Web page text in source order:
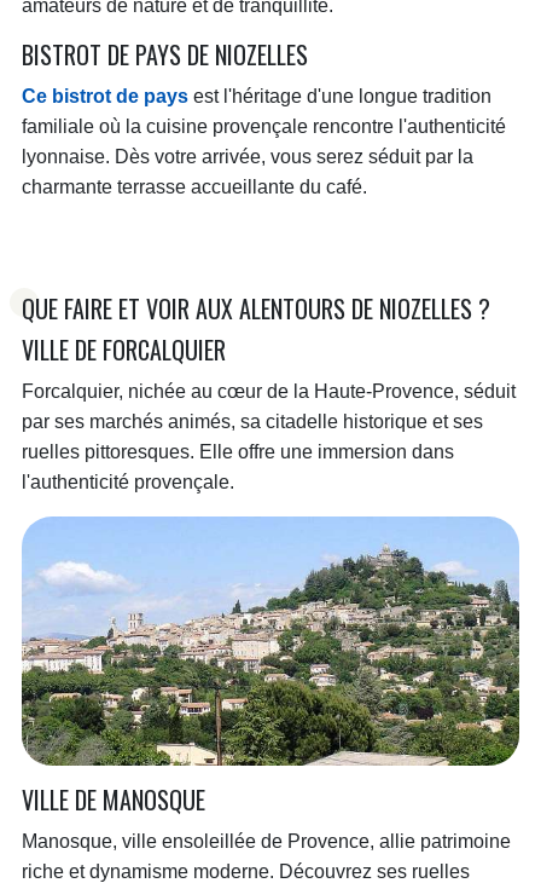
amateurs de nature et de tranquillité.
BISTROT DE PAYS DE NIOZELLES
Ce bistrot de paysest l'héritage d'une longue tradition
familiale où la cuisine provençale rencontre l'authenticité
lyonnaise. Dès votre arrivée, vous serez séduit par la
charmante terrasse accueillante du café.
QUE FAIRE ET VOIR AUX ALENTOURS DE NIOZELLES ?
VILLE DE FORCALQUIER
Forcalquier, nichée au cœur de la Haute-Provence, séduit
par ses marchés animés, sa citadelle historique et ses
ruelles pittoresques. Elle offre une immersion dans
l'authenticité provençale.
VILLE DE MANOSQUE
Manosque, ville ensoleillée de Provence, allie patrimoine
riche et dynamisme moderne. Découvrez ses ruelles